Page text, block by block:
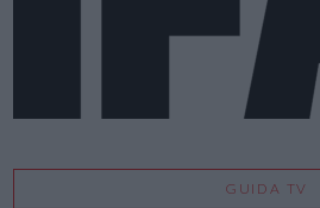
GUIDA TV